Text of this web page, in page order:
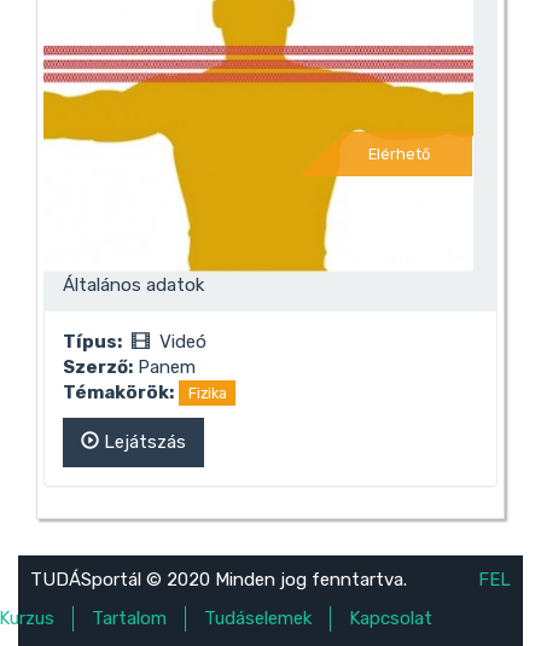
Elérhető
Általános adatok
Típus:
Videó
Szerző: Panem
Témakörök:
Fizika
Lejátszás
FEL
Kurzus
Tartalom Tudáselemek Kapcsolat
TUDÁSportál © 2020 Minden jog fenntartva.